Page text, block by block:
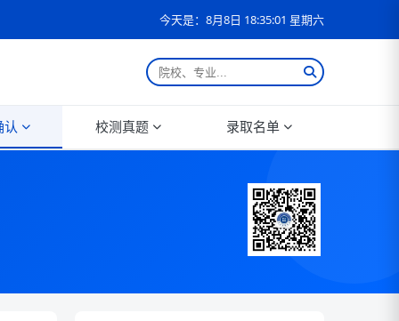
今天是：8月8日 18:35:02 星期六
认 校测真题 录取名单